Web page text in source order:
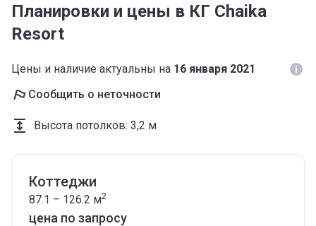
Планировки и цены в КГ Chaika
Resort
Цены и наличие актуальны на 16 января 2021
Сообщить о неточности
Высота потолков: 3,2 м
Коттеджи
87.1 – 126.2 м2
цена по запросу